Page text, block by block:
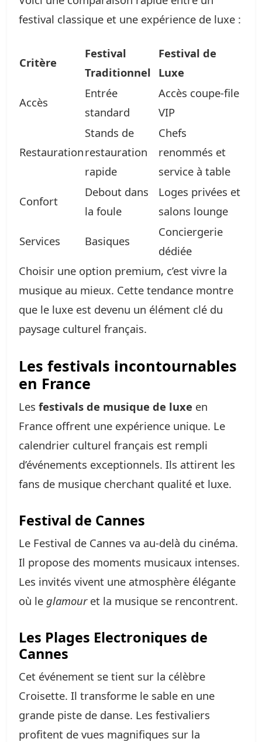
festival classique et une expérience de luxe :
Critère
Festival
Traditionnel
Festival de
Luxe
Accès
Entrée
standard
Accès coupe-file
VIP
Restauration
Stands de
restauration
rapide
Chefs
renommés et
service à table
Confort
Debout dans
la foule
Loges privées et
salons lounge
Services Basiques
Conciergerie
dédiée
Choisir une option premium, c’est vivre la
musique au mieux. Cette tendance montre
que le luxe est devenu un élément clé du
paysage culturel français.
Les festivals incontournables
en France
Les festivals de musique de luxe en
France offrent une expérience unique. Le
calendrier culturel français est rempli
d’événements exceptionnels. Ils attirent les
fans de musique cherchant qualité et luxe.
Festival de Cannes
Le Festival de Cannes va au-delà du cinéma.
Il propose des moments musicaux intenses.
Les invités vivent une atmosphère élégante
où le glamouret la musique se rencontrent.
Les Plages Electroniques de
Cannes
Cet événement se tient sur la célèbre
Croisette. Il transforme le sable en une
grande piste de danse. Les festivaliers
profitent de vues magnifiques sur la